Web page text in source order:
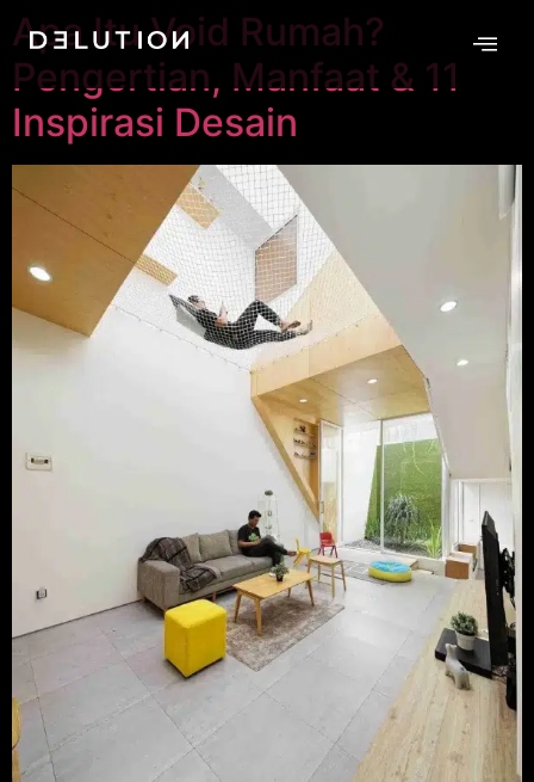
Apa Itu Void Rumah?
Pengertian, Manfaat & 11
Inspirasi Desain